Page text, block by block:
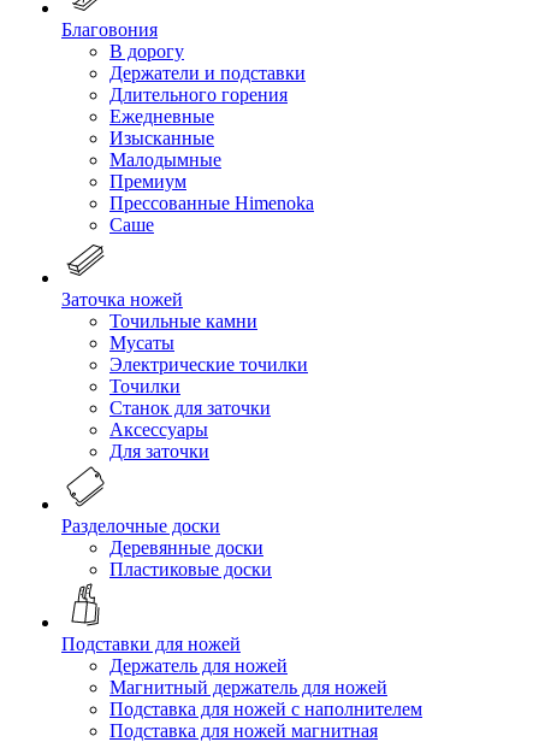
Благовония
В дорогу
Держатели и подставки
Длительного горения
Ежедневные
Изысканные
Малодымные
Премиум
Прессованные Himenoka
Саше
Заточка ножей
Точильные камни
Мусаты
Электрические точилки
Точилки
Станок для заточки
Аксессуары
Для заточки
Разделочные доски
Деревянные доски
Пластиковые доски
Подставки для ножей
Держатель для ножей
Магнитный держатель для ножей
Подставка для ножей с наполнителем
Подставка для ножей магнитная